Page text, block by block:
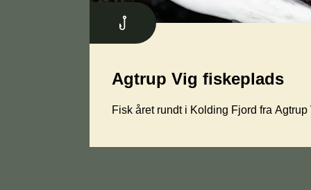
Agtrup Vig fiskeplads
Fisk året rundt i Kolding Fjord fra Agtrup